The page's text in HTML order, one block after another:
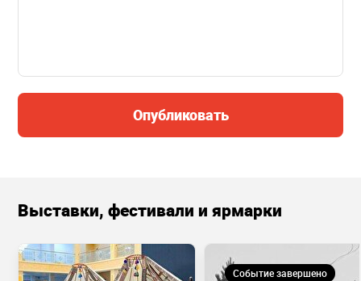
Опубликовать
Выставки, фестивали и ярмарки
Событие завершено